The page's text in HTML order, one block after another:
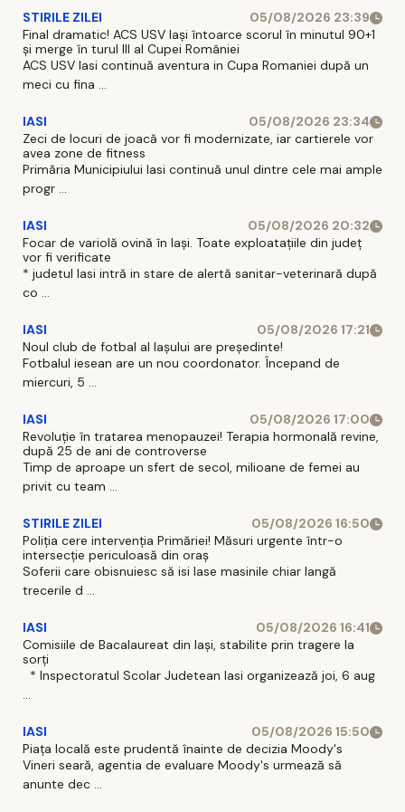
STIRILE ZILEI
05/08/2026 23:39
Final dramatic! ACS USV Iași întoarce scorul în minutul 90+1
și merge în turul III al Cupei României
ACS USV Iasi continuă aventura in Cupa Romaniei după un
meci cu fina ...
IASI
05/08/2026 23:34
Zeci de locuri de joacă vor fi modernizate, iar cartierele vor
avea zone de fitness
Primăria Municipiului Iasi continuă unul dintre cele mai ample
progr ...
IASI
05/08/2026 20:32
Focar de variolă ovină în Iași. Toate exploatațiile din județ
vor fi verificate
* judetul Iasi intră in stare de alertă sanitar-veterinară după
co ...
IASI
05/08/2026 17:21
Noul club de fotbal al Iașului are președinte!
Fotbalul iesean are un nou coordonator. Începand de
miercuri, 5 ...
IASI
05/08/2026 17:00
Revoluție în tratarea menopauzei! Terapia hormonală revine,
după 25 de ani de controverse
Timp de aproape un sfert de secol, milioane de femei au
privit cu team ...
STIRILE ZILEI
05/08/2026 16:50
Poliția cere intervenția Primăriei! Măsuri urgente într-o
intersecție periculoasă din oraș
Soferii care obisnuiesc să isi lase masinile chiar langă
trecerile d ...
IASI
05/08/2026 16:41
Comisiile de Bacalaureat din Iași, stabilite prin tragere la
sorți
* Inspectoratul Scolar Judetean Iasi organizează joi, 6 aug
...
IASI
05/08/2026 15:50
Piața locală este prudentă înainte de decizia Moody's
Vineri seară, agentia de evaluare Moody's urmează să
anunte dec ...